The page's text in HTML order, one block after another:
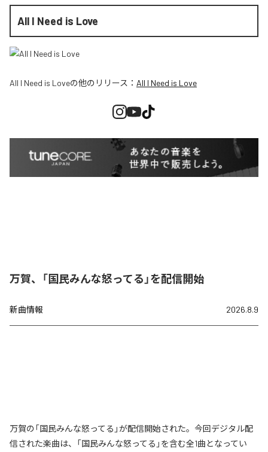
All I Need is Love
All I Need is Loveの他のリリース： All I Need is Love
万賀、「国民みんな怒ってる」を配信開始
新曲情報 2026.8.9
万賀の「国民みんな怒ってる」が配信開始された。今回デジタル配
信された楽曲は、「国民みんな怒ってる」を含む全1曲となってい